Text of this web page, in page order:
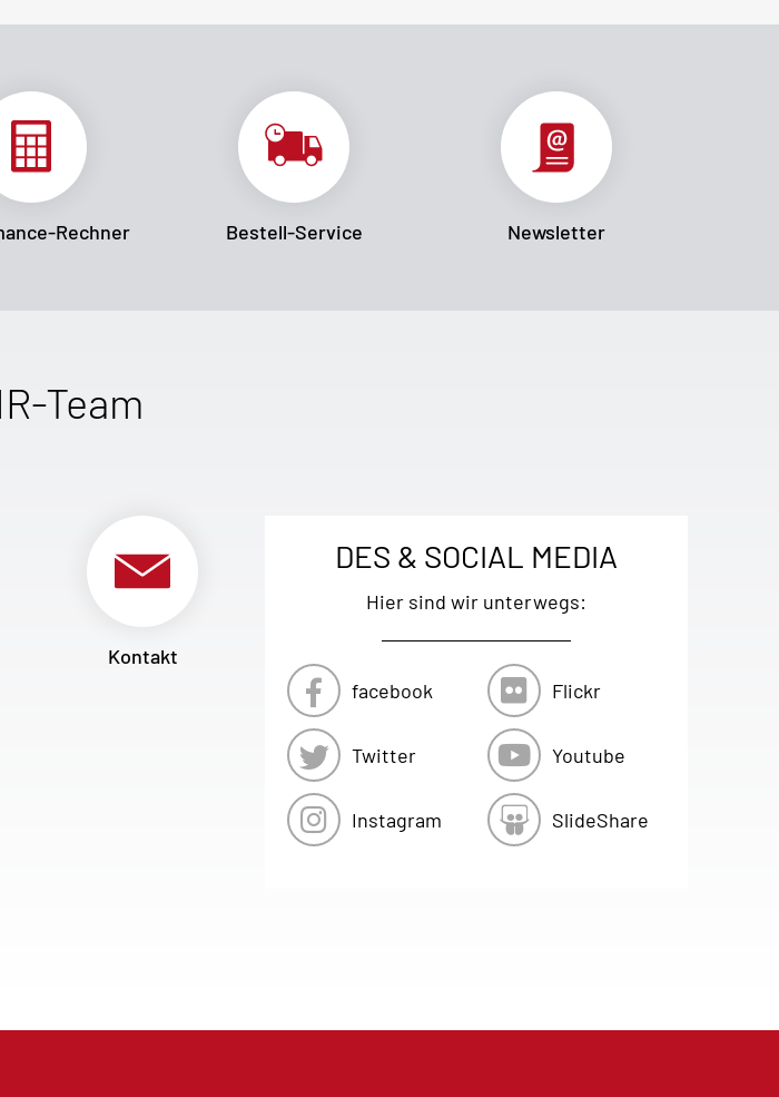
Rechner Bestell-Service Newsletter
Team
Kontakt
DES & SOCIAL MEDIA
Hier sind wir unterwegs:
facebook
Twitter
Instagram
Flickr
Youtube
SlideShare